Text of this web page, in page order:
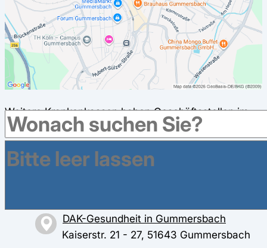
Weitere Krankenkassen haben Geschäftsstellen im
Umkreis in Gummersbach
AOK Rheinland/Hamburg in
DAK-Gesundheit in Gummersbach
Kaiserstr. 21 - 27, 51643 Gummersbach